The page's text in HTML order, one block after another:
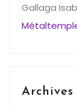
Gallaga
Archives